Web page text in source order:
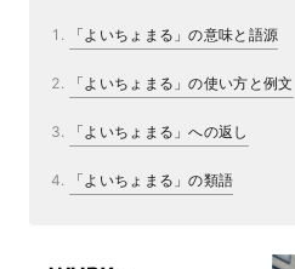
「よいちょまる」の意味と語源
「よいちょまる」の使い方と例文
「よいちょまる」への返し
「よいちょまる」の類語